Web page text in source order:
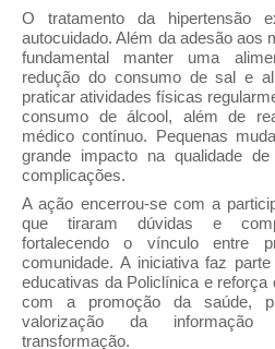
O tratamento da hipertensão
autocuidado. Além da adesão aos
fundamental manter uma
redução do consumo de sal e
praticar atividades físicas
consumo de álcool, além de
médico contínuo. Pequenas
grande impacto na qualidade
complicações.
A ação encerrou-se com a
que tiraram dúvidas e
fortalecendo o vínculo entre
comunidade. A iniciativa faz
educativas da Policlínica e
com a promoção da saúde,
valorização da
transformação.